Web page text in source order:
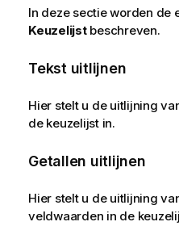
In deze sectie worden de
Keuzelijstbeschreven.
Tekst uitlijnen
Hier stelt u de uitlijning
de keuzelijst in.
Getallen uitlijnen
Hier stelt u de uitlijning
veldwaarden in de